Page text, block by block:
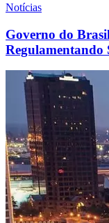
Notícias
Governo do
Regulamentando